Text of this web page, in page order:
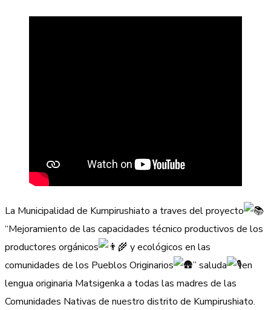
La Municipalidad de Kumpirushiato a traves del proyecto
“Mejoramiento de las capacidades técnico productivos de los
productores orgánicos
y ecológicos en las
comunidades de los Pueblos Originarios
” saluda
en
lengua originaria Matsigenka a todas las madres de las
Comunidades Nativas de nuestro distrito de Kumpirushiato.